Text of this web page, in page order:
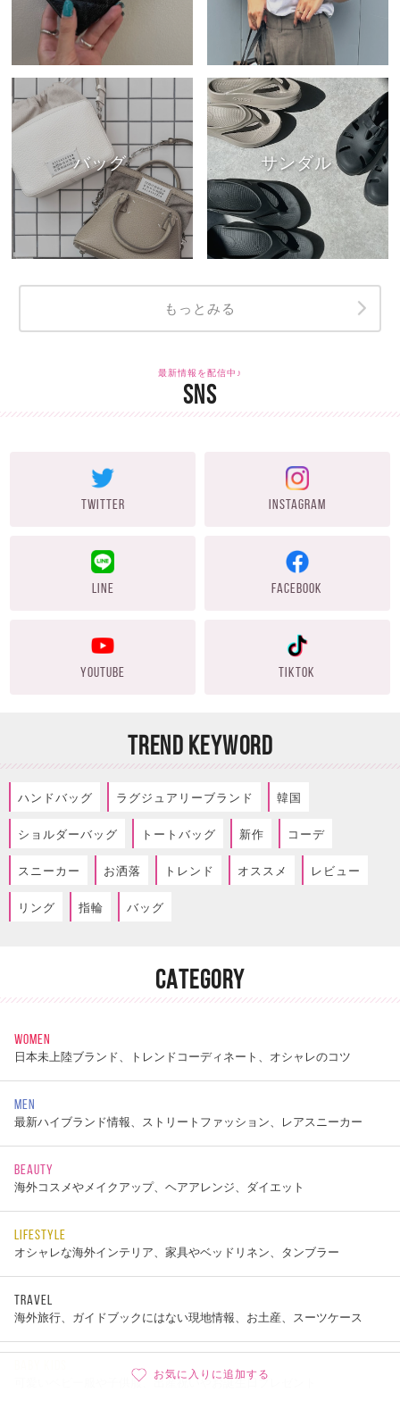
お気に入りに追加する
バッグ サンダル
もっとみる
最新情報を配信中♪
SNS
TWITTER INSTAGRAM
LINE FACEBOOK
YOUTUBE TIKTOK
TREND KEYWORD
ハンドバッグ ラグジュアリーブランド 韓国
ショルダーバッグ トートバッグ 新作 コーデ
スニーカー お洒落 トレンド オススメ レビュー
リング 指輪 バッグ
CATEGORY
WOMEN
日本未上陸ブランド、トレンドコーディネート、オシャレのコツ
MEN
最新ハイブランド情報、ストリートファッション、レアスニーカー
BEAUTY
海外コスメやメイクアップ、ヘアアレンジ、ダイエット
LIFESTYLE
オシャレな海外インテリア、家具やベッドリネン、タンブラー
TRAVEL
海外旅行、ガイドブックにはない現地情報、お土産、スーツケース
可愛いベビー服や子供服、出産祝いやお誕生日プレゼント